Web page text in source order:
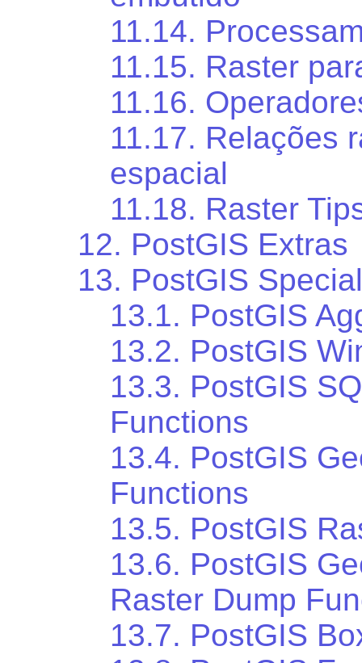
11.14.
11.15. Raster
11.16.
11.17. Relações
espacial
11.18. Raster
12. PostGIS Extras
13. PostGIS
13.1. PostGIS
13.2. PostGIS
13.3. PostGIS
Functions
13.4. PostGIS
Functions
13.5. PostGIS
13.6. PostGIS
Raster Dump
13.7. PostGIS